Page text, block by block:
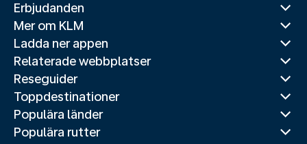
Erbjudanden
Mer om KLM
Ladda ner appen
Relaterade webbplatser
Reseguider
Toppdestinationer
Populära länder
Populära rutter